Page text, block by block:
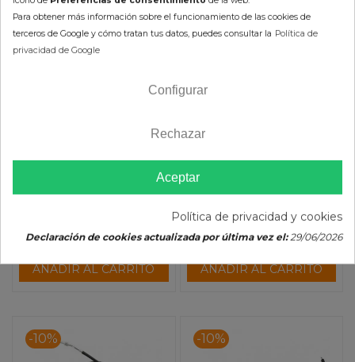
Cable de Gas MOOSE
26,08 €
AÑADIR AL CARRITO
Cable de Gas MOOSE
18,69 €
AÑADIR AL CARRITO
-10% -10%
Para obtener más información sobre el funcionamiento de las cookies de
terceros de Google y cómo tratan tus datos, puedes consultar la Política de
privacidad de Google
Configurar
Rechazar
Aceptar
Política de privacidad y cookies
Declaración de cookies actualizada por última vez el:29/06/2026